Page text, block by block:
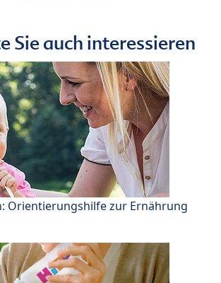
Sie auch interessieren
Orientierungshilfe zur Ernährung